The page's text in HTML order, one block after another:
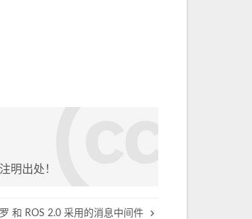
明出处！
和 ROS 2.0 采用的消息中间件